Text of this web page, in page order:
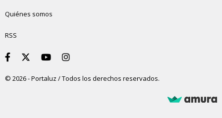
Quiénes somos
RSS
© 2026 - Portaluz / Todos los derechos reservados.